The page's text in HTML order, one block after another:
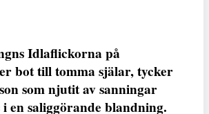
Idlaflickorna på
bot till tomma själar, tycker
som njutit av sanningar
i en saliggörande blandning.